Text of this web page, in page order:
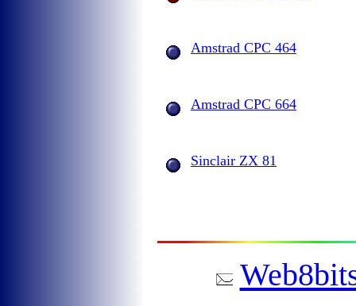
Amstrad CPC 464
Amstrad CPC 664
Sinclair ZX 81